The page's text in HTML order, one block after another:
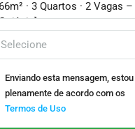
Selecione
Enviando esta mensagem, estou
plenamente de acordo com os
Termos de Uso